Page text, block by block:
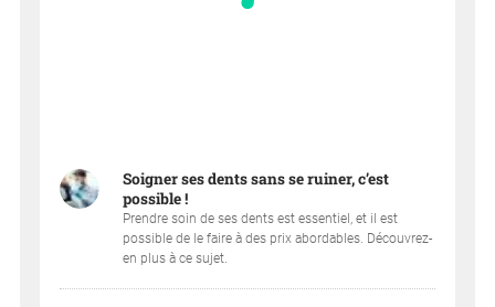
Soigner ses dents sans se ruiner, c’est
possible !
Prendre soin de ses dents est essentiel, et il est
possible de le faire à des prix abordables. Découvrez-
en plus à ce sujet.